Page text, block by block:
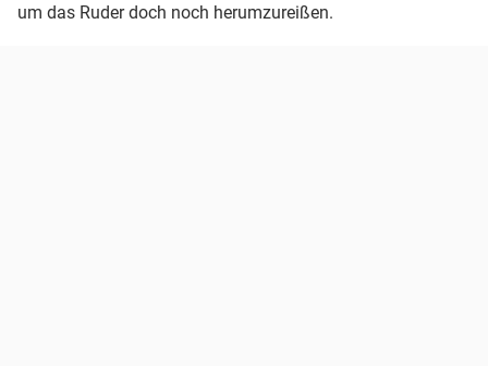
um das Ruder doch noch herumzureißen.